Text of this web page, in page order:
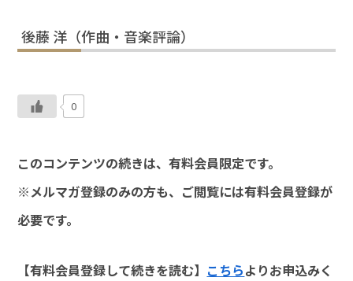
後藤 洋（作曲・音楽評論）
0
このコンテンツの続きは、有料会員限定です。
※メルマガ登録のみの方も、ご閲覧には有料会員登録が
必要です。
【有料会員登録して続きを読む】 こちらよりお申込みく